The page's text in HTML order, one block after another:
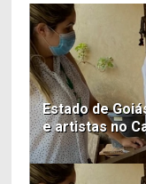
Estado de
e artistas no